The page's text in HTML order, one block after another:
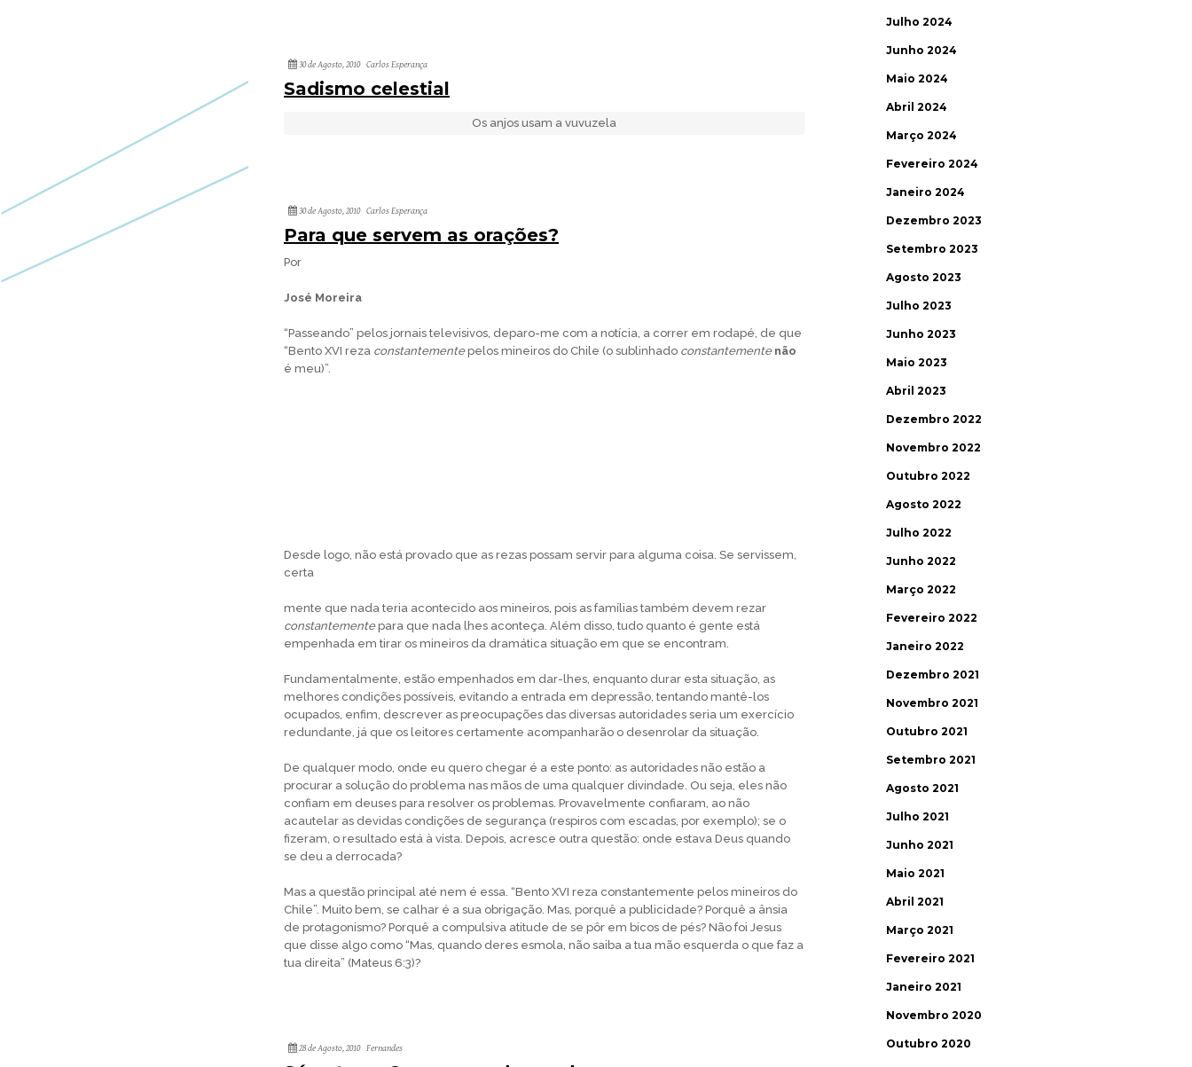
30 de Agosto, 2010 Carlos Esperança
Sadismo celestial
Os anjos usam a vuvuzela
30 de Agosto, 2010 Carlos Esperança
Para que servem as orações?
Por
José Moreira
“Passeando” pelos jornais televisivos, deparo-me com a notícia, a correr em rodapé, de que
“Bento XVI reza constantementepelos mineiros do Chile (o sublinhado constantemente não
é meu)”.
Desde logo, não está provado que as rezas possam servir para alguma coisa. Se servissem,
certa
mente que nada teria acontecido aos mineiros, pois as famílias também devem rezar
constantementepara que nada lhes aconteça. Além disso, tudo quanto é gente está
empenhada em tirar os mineiros da dramática situação em que se encontram.
Fundamentalmente, estão empenhados em dar-lhes, enquanto durar esta situação, as
melhores condições possíveis, evitando a entrada em depressão, tentando mantê-los
ocupados, enfim, descrever as preocupações das diversas autoridades seria um exercício
redundante, já que os leitores certamente acompanharão o desenrolar da situação.
De qualquer modo, onde eu quero chegar é a este ponto: as autoridades não estão a
procurar a solução do problema nas mãos de uma qualquer divindade. Ou seja, eles não
confiam em deuses para resolver os problemas. Provavelmente confiaram, ao não
acautelar as devidas condições de segurança (respiros com escadas, por exemplo); se o
fizeram, o resultado está à vista. Depois, acresce outra questão: onde estava Deus quando
se deu a derrocada?
Mas a questão principal até nem é essa. “Bento XVI reza constantemente pelos mineiros do
Chile”. Muito bem, se calhar é a sua obrigação. Mas, porquê a publicidade? Porquê a ânsia
de protagonismo? Porquê a compulsiva atitude de se pôr em bicos de pés? Não foi Jesus
que disse algo como “Mas, quando deres esmola, não saiba a tua mão esquerda o que faz a
tua direita” (Mateus 6:3)?
28 de Agosto, 2010 Fernandes
Julho 2024
Junho 2024
Maio 2024
Abril 2024
Março 2024
Fevereiro 2024
Janeiro 2024
Dezembro 2023
Setembro 2023
Agosto 2023
Julho 2023
Junho 2023
Maio 2023
Abril 2023
Dezembro 2022
Novembro 2022
Outubro 2022
Agosto 2022
Julho 2022
Junho 2022
Março 2022
Fevereiro 2022
Janeiro 2022
Dezembro 2021
Novembro 2021
Outubro 2021
Setembro 2021
Agosto 2021
Julho 2021
Junho 2021
Maio 2021
Abril 2021
Março 2021
Fevereiro 2021
Janeiro 2021
Novembro 2020
Outubro 2020